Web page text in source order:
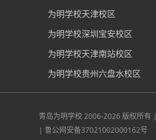
为明学校天津校区
为明学校深圳宝安校区
为明学校天津南站校区
为明学校贵州六盘水校区
青岛为明学校2006-2026 版权所有 |
| 鲁公网安备37021002000162号